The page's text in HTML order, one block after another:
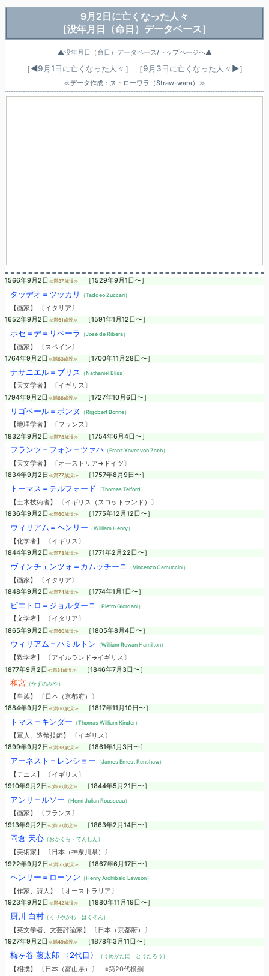
9月2日に亡くなった人々
［没年月日（命日）データベース］
▲没年月日（命日）データベース/トップページへ▲
［◀9月1日に亡くなった人々 ］ ［9月3日に亡くなった人々 ▶］
≪データ作成：ストローワラ（Straw-wara）≫
1566年9月2日 ≪満37歳没≫ ［1529年9月1日〜］
タッデオ＝ツッカリ （Taddeo Zuccari）
【画家】 〔イタリア〕
1652年9月2日 ≪満61歳没≫ ［1591年1月12日〜］
ホセ＝デ＝リベーラ （José de Ribera）
【画家】 〔スペイン〕
1764年9月2日 ≪満63歳没≫ ［1700年11月28日〜］
ナサニエル＝ブリス （Nathaniel Bliss）
【天文学者】 〔イギリス〕
1794年9月2日 ≪満66歳没≫ ［1727年10月6日〜］
リゴベール＝ボンヌ （Rigobert Bonne）
【地理学者】 〔フランス〕
1832年9月2日 ≪満78歳没≫ ［1754年6月4日〜］
フランツ＝フォン＝ツァハ （Franz Xaver von Zach）
【天文学者】 〔オーストリア→ドイツ〕
1834年9月2日 ≪満77歳没≫ ［1757年8月9日〜］
トーマス＝テルフォード （Thomas Telford）
【土木技術者】 〔イギリス（スコットランド）〕
1836年9月2日 ≪満60歳没≫ ［1775年12月12日〜］
ウィリアム＝ヘンリー （William Henry）
【化学者】 〔イギリス〕
1844年9月2日 ≪満73歳没≫ ［1771年2月22日〜］
ヴィンチェンツォ＝カムッチーニ （Vincenzo Camuccini）
【画家】 〔イタリア〕
1848年9月2日 ≪満74歳没≫ ［1774年1月1日〜］
ピエトロ＝ジョルダーニ （Pietro Giordani）
【文学者】 〔イタリア〕
1865年9月2日 ≪満60歳没≫ ［1805年8月4日〜］
ウィリアム＝ハミルトン （William Rowan Hamilton）
【数学者】 〔アイルランド→イギリス〕
1877年9月2日 ≪満31歳没≫ ［1846年7月3日〜］
和宮（かずのみや）
【皇族】 〔日本（京都府）〕
1884年9月2日 ≪満66歳没≫ ［1817年11月10日〜］
トマス＝キンダー （Thomas William Kinder）
【軍人、造幣技師】 〔イギリス〕
1899年9月2日 ≪満38歳没≫ ［1861年1月3日〜］
アーネスト＝レンショー （James Ernest Renshaw）
【テニス】 〔イギリス〕
1910年9月2日 ≪満66歳没≫ ［1844年5月21日〜］
アンリ＝ルソー （Henri Julian Rousseau）
【画家】 〔フランス〕
1913年9月2日 ≪満50歳没≫ ［1863年2月14日〜］
岡倉 天心（おかくら・てんしん）
【美術家】 〔日本（神奈川県）〕
1922年9月2日 ≪満55歳没≫ ［1867年6月17日〜］
ヘンリー＝ローソン （Henry Archibald Lawson）
【作家、詩人】 〔オーストラリア〕
1923年9月2日 ≪満42歳没≫ ［1880年11月19日〜］
厨川 白村（くりやがわ・はくそん）
【英文学者、文芸評論家】 〔日本（京都府）〕
1927年9月2日 ≪満49歳没≫ ［1878年3月11日〜］
梅ヶ谷 藤太郎 〈2代目〉 （うめがたに・とうたろう）
【相撲】 〔日本（富山県）〕 ※第20代横綱